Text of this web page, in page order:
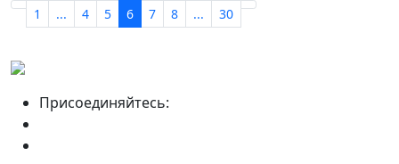
1 ... 4 5 6 7 8 ... 30
Присоединяйтесь: